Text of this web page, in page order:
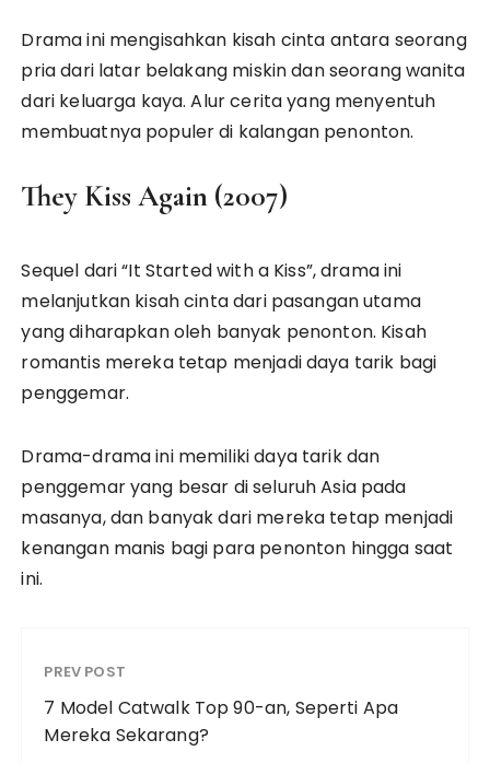
Drama ini mengisahkan kisah cinta antara seorang
pria dari latar belakang miskin dan seorang wanita
dari keluarga kaya. Alur cerita yang menyentuh
membuatnya populer di kalangan penonton.
They Kiss Again (2007)
Sequel dari “It Started with a Kiss”, drama ini
melanjutkan kisah cinta dari pasangan utama
yang diharapkan oleh banyak penonton. Kisah
romantis mereka tetap menjadi daya tarik bagi
penggemar.
Drama-drama ini memiliki daya tarik dan
penggemar yang besar di seluruh Asia pada
masanya, dan banyak dari mereka tetap menjadi
kenangan manis bagi para penonton hingga saat
ini.
PREV POST
7 Model Catwalk Top 90-an, Seperti Apa
Mereka Sekarang?